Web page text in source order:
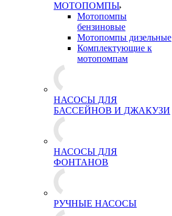
МОТОПОМПЫ
Мотопомпы
бензиновые
Мотопомпы дизельные
Комплектующие к
мотопомпам
НАСОСЫ ДЛЯ
БАССЕЙНОВ И ДЖАКУЗИ
НАСОСЫ ДЛЯ
ФОНТАНОВ
РУЧНЫЕ НАСОСЫ